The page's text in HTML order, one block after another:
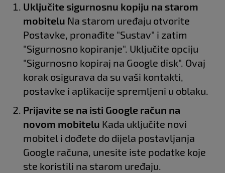
Uključite sigurnosnu kopiju na starom
mobitelu Na starom uređaju otvorite
Postavke, pronađite "Sustav" i zatim
"Sigurnosno kopiranje". Uključite opciju
"Sigurnosno kopiraj na Google disk". Ovaj
korak osigurava da su vaši kontakti,
postavke i aplikacije spremljeni u oblaku.
Prijavite se na isti Google račun na
novom mobitelu Kada uključite novi
mobitel i dođete do dijela postavljanja
Google računa, unesite iste podatke koje
ste koristili na starom uređaju.